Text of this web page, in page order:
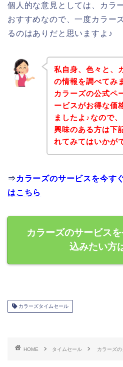
個人的な意見としては、カラ
おすすめなので、一度カラー
るのはありだと思いますよ♪
私自身、色々と、
の情報を調べてみ
カラーズの公式ペ
ービスがお得な価
ましたよ♪なので
興味のある方は下
れてみてはいかが
⇒ カラーズのサービスを今す
はこちら
カラーズのサービス
込みたい方
カラーズタイムセール
HOME タイムセール カラーズ